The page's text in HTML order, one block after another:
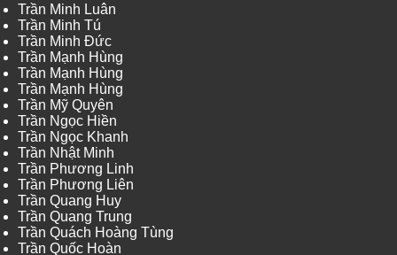
Trần Minh Luân
Trần Minh Tú
Trần Minh Đức
Trần Mạnh Hùng
Trần Mạnh Hùng
Trần Mạnh Hùng
Trần Mỹ Quyên
Trần Ngọc Hiền
Trần Ngọc Khanh
Trần Nhật Minh
Trần Phương Linh
Trần Phương Liên
Trần Quang Huy
Trần Quang Trung
Trần Quách Hoàng Tùng
Trần Quốc Hoàn